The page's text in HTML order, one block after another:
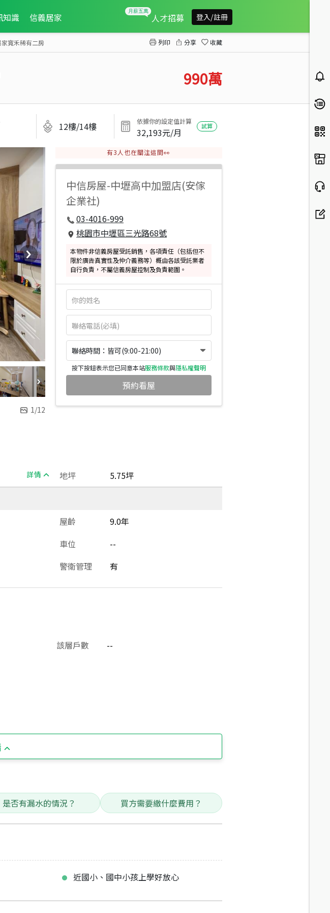
知識 信義居家 人才招募 登入/註冊
家寬禾稀有二房 列印 分享 收藏
990萬
12樓/14樓 依據你的設定值計算
32,193元/月
試算
1/12
有3 人也在關注這間👀
中信房屋-中壢高中加盟店(安傢
企業社)
03-4016-999
桃園市中壢區三光路68號
本物件非信義房屋受託銷售，各項責任（包括但不
限於廣告真實性及仲介義務等）概由各該受託業者
自行負責，不屬信義房屋控制及負責範圍。
聯絡時間：皆可(9:00-21:00)
按下按鈕表示您已同意本站服務條款與隱私權聲明
預約看屋
詳情 地坪
5.75坪
屋齡
9.0年
車位
--
警衛管理 有
該層戶數
--
是否有漏水的情況？ 買方需要繳什麼費用？
近國小、國中小孩上學好放心